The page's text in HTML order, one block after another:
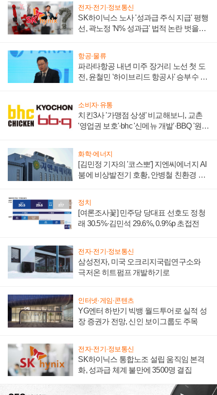
전자·전기·정보통신
SK하이닉스 노사 '성과급 주식 지급' 평행
선, 곽노정 'N% 성과급' 법적 논란 벗을지
항공·물류
파라타항공 내년 미주 장거리 노선 첫 도
전, 윤철민 '하이브리드 항공사' 승부수 통
소비자·유통
치킨3사 '가맹점 상생' 비교해보니, 교촌
'영업권 보호'·bhc '신메뉴 개발'·BBQ '원가
화학·에너지
[김민정 기자의 '코스뽀'] 지엔씨에너지 AI
붐에 비상발전기 호황, 안병철 친환경 에
정치
[여론조사꽃] 민주당 당대표 선호도 정청
래 30.5%·김민석 29.6%, 0.9%p 초접전
전자·전기·정보통신
삼성전자, 미국 오크리지국립연구소와
극저온 히트펌프 개발하기로
인터넷·게임·콘텐츠
YG엔터 하반기 빅뱅 월드투어로 실적 성
장 증권가 전망, 신인 보이그룹도 주목
전자·전기·정보통신
SK하이닉스 통합노조 설립 움직임 본격
화, 성과급 체계 불만에 3500명 결집